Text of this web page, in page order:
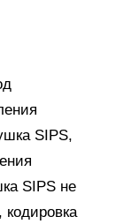
SIPS,
SIPS не